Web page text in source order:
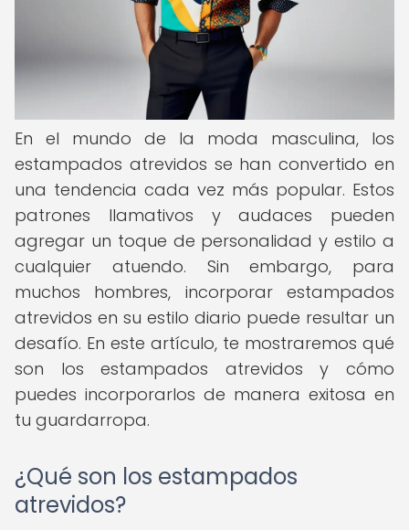
En el mundo de la moda masculina, los
estampados atrevidos se han convertido en
una tendencia cada vez más popular. Estos
patrones llamativos y audaces pueden
agregar un toque de personalidad y estilo a
cualquier atuendo. Sin embargo, para
muchos hombres, incorporar estampados
atrevidos en su estilo diario puede resultar un
desafío. En este artículo, te mostraremos qué
son los estampados atrevidos y cómo
puedes incorporarlos de manera exitosa en
tu guardarropa.
¿Qué son los estampados
atrevidos?